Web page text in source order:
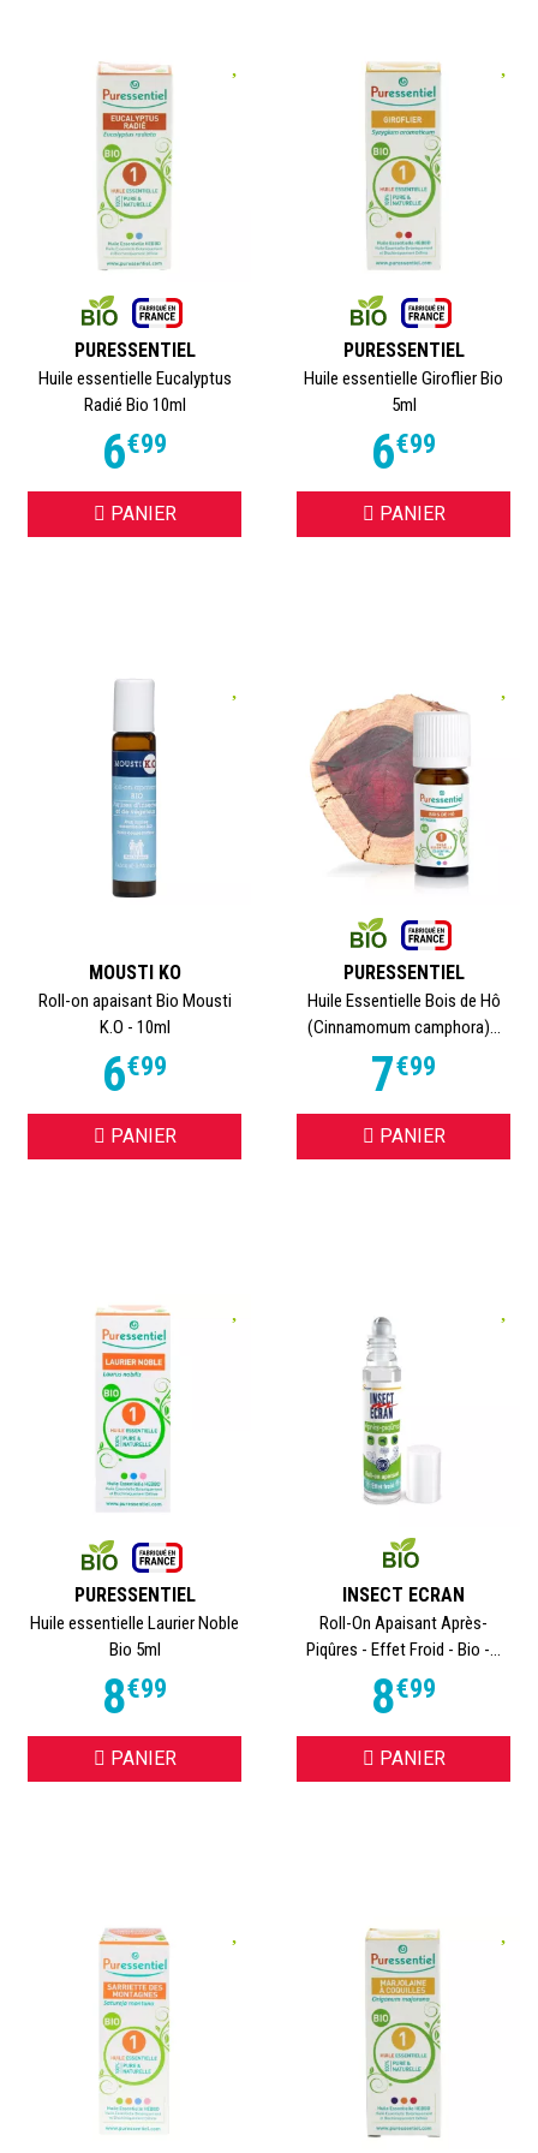
100 % pures et naturelles
issues de l’agriculture biologique
chémotypées (HECT) lorsque cela est indiqué
conditionnées dans des flacons protecteurs pour
préserver leurs propriétés.
Notre sélection d’huiles essentielles bio vous permet de
trouver facilement le produit adapté à vos besoins :
détente, respiration, énergie ou bien-être global.
PURESSENTIEL
Huile essentielle Eucalyptus
Radié Bio 10ml
6€99
PANIER
PURESSENTIEL
Huile essentielle Giroflier Bio
5ml
6€99
PANIER
MOUSTI KO
Roll-on apaisant Bio Mousti
K.O - 10ml
6€99
PANIER
PURESSENTIEL
Huile Essentielle Bois de Hô
(Cinnamomum camphora)...
7€99
PANIER
PURESSENTIEL
Huile essentielle Laurier Noble
Bio 5ml
8€99
PANIER
INSECT ECRAN
Roll-On Apaisant Après-
Piqûres - Effet Froid - Bio -...
8€99
PANIER